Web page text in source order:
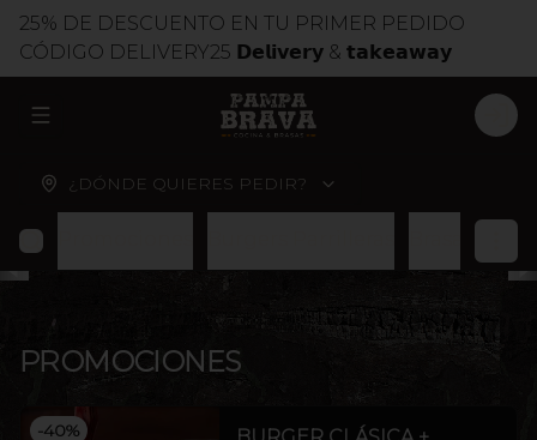
25% DE DESCUENTO EN TU PRIMER PEDIDO
CÓDIGO DELIVERY25 𝗗𝗲𝗹𝗶𝘃𝗲𝗿𝘆 & 𝘁𝗮𝗸𝗲𝗮𝘄𝗮𝘆
ABRIR MENU DE NAVEGACIÓN
¿DÓNDE QUIERES PEDIR?
PROMOCIONES
-40%